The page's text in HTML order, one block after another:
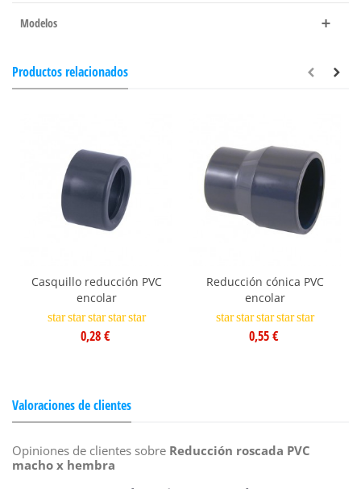
Modelos
Productos relacionados
Casquillo reducción PVC
encolar
star star star star star
0,28 €
Reducción cónica PVC
encolar
star star star star star
0,55 €
Valoraciones de clientes
Opiniones de clientes sobre Reducción roscada PVC
macho x hembra